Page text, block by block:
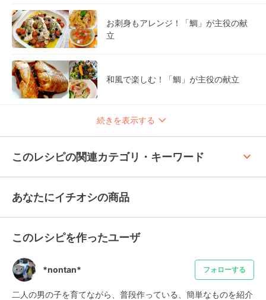
お刺身もアレンジ！「鯛」が主役の献
立
和風で楽しむ！「鯛」が主役の献立
続きを表示する
このレシピの関連カテゴリ・キーワード keyboard_arrow_up
あなたにイチオシの商品
このレシピを作ったユーザ
*nontan* フォローする
二人の男の子を育てながら、普段作っている、簡単なものを紹介